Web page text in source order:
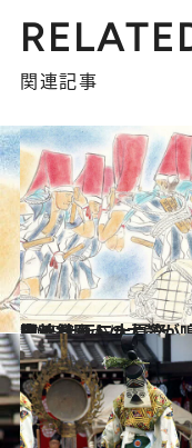
関連記事
2015.7.4
勇壮な願人の太鼓が鳴り響く 大阪三大夏祭 「生國魂祭」
旅＆お出かけ